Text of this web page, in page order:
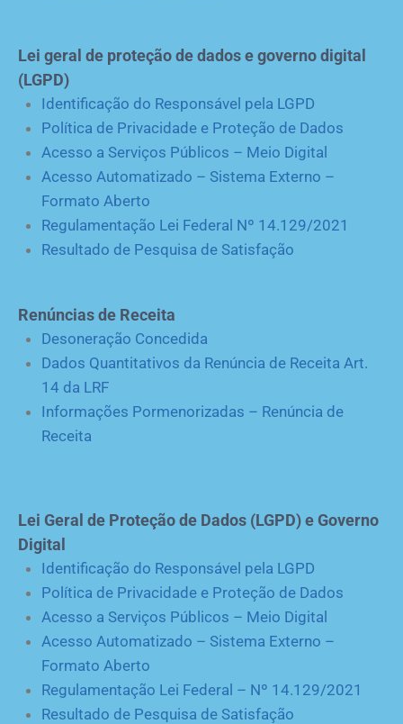
Lei geral de proteção de dados e governo digital
(LGPD)
Identificação do Responsável pela LGPD
Política de Privacidade e Proteção de Dados
Acesso a Serviços Públicos – Meio Digital
Acesso Automatizado – Sistema Externo –
Formato Aberto
Regulamentação Lei Federal Nº 14.129/2021
Resultado de Pesquisa de Satisfação
Renúncias de Receita
Desoneração Concedida
Dados Quantitativos da Renúncia de Receita Art.
14 da LRF
Informações Pormenorizadas – Renúncia de
Receita
Lei Geral de Proteção de Dados (LGPD) e Governo
Digital
Identificação do Responsável pela LGPD
Política de Privacidade e Proteção de Dados
Acesso a Serviços Públicos – Meio Digital
Acesso Automatizado – Sistema Externo –
Formato Aberto
Regulamentação Lei Federal – Nº 14.129/2021
Resultado de Pesquisa de Satisfação